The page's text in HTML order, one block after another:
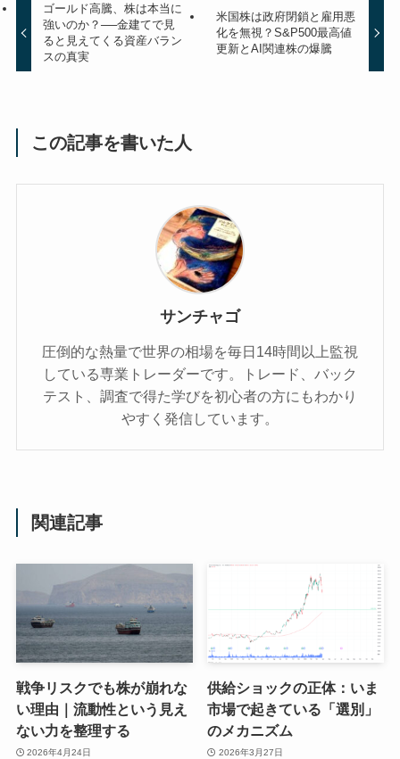
ゴールド高騰、株は本当に
強いのか？──金建てで見
ると見えてくる資産バラン
スの真実
米国株は政府閉鎖と雇用悪
化を無視？S&P500最高値
更新とAI関連株の爆騰
この記事を書いた人
サンチャゴ
圧倒的な熱量で世界の相場を毎日14時間以上監視
している専業トレーダーです。トレード、バック
テスト、調査で得た学びを初心者の方にもわかり
やすく発信しています。
関連記事
戦争リスクでも株が崩れな
い理由｜流動性という見え
ない力を整理する
2026年4月24日
供給ショックの正体：いま
市場で起きている「選別」
のメカニズム
2026年3月27日